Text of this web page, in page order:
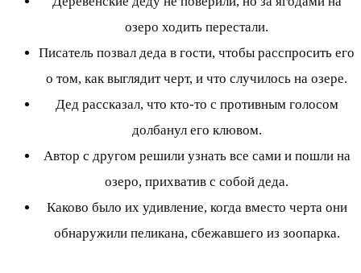
озеро ходить перестали.
Писатель позвал деда в гости, чтобы расспросить его
о том, как выглядит черт, и что случилось на озере.
Дед рассказал, что кто-то с противным голосом
долбанул его клювом.
Автор с другом решили узнать все сами и пошли на
озеро, прихватив с собой деда.
Каково было их удивление, когда вместо черта они
обнаружили пеликана, сбежавшего из зоопарка.